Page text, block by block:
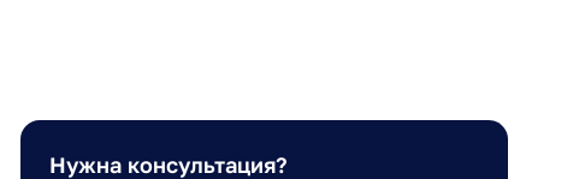
Нужна консультация?